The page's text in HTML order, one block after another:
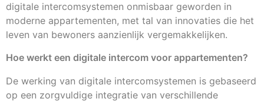
digitale intercomsystemen onmisbaar geworden in
moderne appartementen, met tal van innovaties die het
leven van bewoners aanzienlijk vergemakkelijken.
Hoe werkt een digitale intercom voor appartementen?
De werking van digitale intercomsystemen is gebaseerd
op een zorgvuldige integratie van verschillende